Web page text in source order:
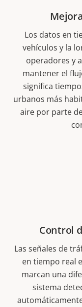
Los datos en
vehículos y la
operadores y
mantener el
significa
urbanos más
aire por parte
Control
Las señales de
en tiempo real
marcan una
sistema